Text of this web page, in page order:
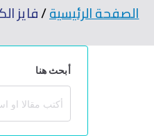
الصفحة الرئيسية فايز
أبحث هنا